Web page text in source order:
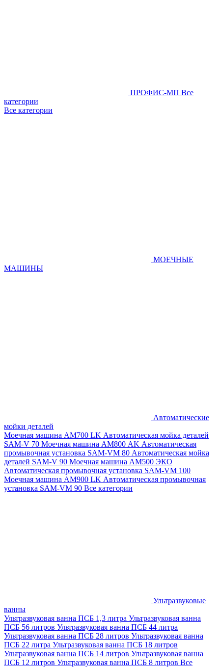
ПРОФИС-МП Все
категории
Все категории
МОЕЧНЫЕ
МАШИНЫ
Автоматические
мойки деталей
Моечная машина AM700 LK Автоматическая мойка деталей
SAM-V 70 Моечная машина АМ800 AK Автоматическая
промывочная установка SAM-VM 80 Автоматическая мойка
деталей SAM-V 90 Моечная машина АМ500 ЭКО
Автоматическая промывочная установка SAM-VM 100
Моечная машина AM900 LK Автоматическая промывочная
установка SAM-VM 90 Все категории
Ультразвуковые
ванны
Ультразвуковая ванна ПСБ 1,3 литра Ультразвуковая ванна
ПСБ 56 литров Ультразвуковая ванна ПСБ 44 литра
Ультразвуковая ванна ПСБ 28 литров Ультразвуковая ванна
ПСБ 22 литра Ультразвуковая ванна ПСБ 18 литров
Ультразвуковая ванна ПСБ 14 литров Ультразвуковая ванна
ПСБ 12 литров Ультразвуковая ванна ПСБ 8 литров Все